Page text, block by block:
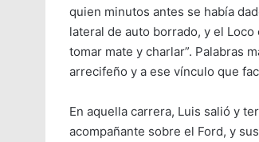
quien minutos antes se había
lateral de auto borrado, y el
tomar mate y charlar”. Palabras
arrecifeño y a ese vínculo que
En aquella carrera, Luis salió y
acompañante sobre el Ford, y